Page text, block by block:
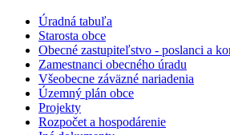
Úradná tabuľa
Starosta obce
Obecné zastupiteľstvo - poslanci a
Zamestnanci obecného úradu
Všeobecne záväzné nariadenia
Územný plán obce
Projekty
Rozpočet a hospodárenie